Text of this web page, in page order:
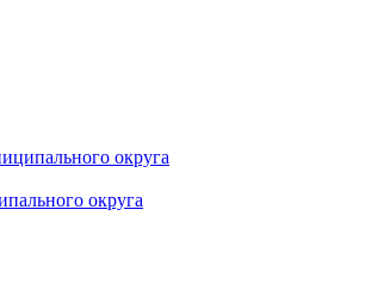
округа
округа